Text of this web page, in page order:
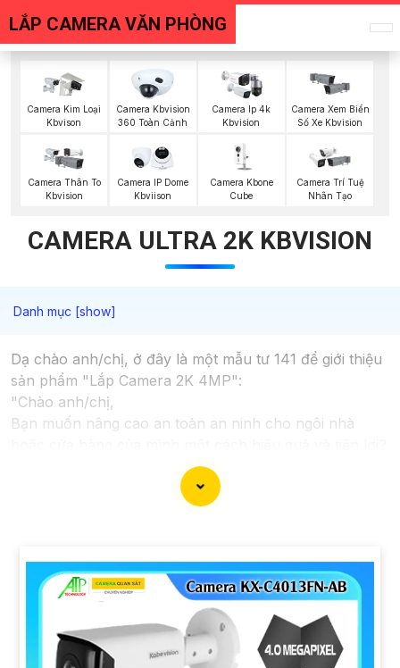
LẮP CAMERA VĂN PHÒNG
Camera Kim Loại
Kbvison
Camera Kbvision
360 Toàn Cảnh
Camera Ip 4k
Kbvision
Camera Xem Biển
Số Xe Kbvision
Camera Thân To
Kbvision
Camera IP Dome
Kbviison
Camera Kbone
Cube
Camera Trí Tuệ
Nhân Tạo
CAMERA ULTRA 2K KBVISION
Dạ chào anh/chị, ở đây là một mẫu tư 141 để giới thiệu
sản phẩm "Lắp Camera 2K 4MP":
"Chào anh/chị,
Bạn muốn nâng cao an toàn an ninh cho ngôi nhà
Hãy đến với Camera 2K 4MP, giải pháp giám sát chất
lượng cao mà bạn đang tìm kiếm.
Với độ phân giải 2K và 4MP, Camera này sẽ cung cấp
hàng của mình mọi lúc, mọi nơi thông qua điện thoại di
động. Một cách giám sát an toàn và thuận tiện.
Camera 2K 4MP còn tích hợp nhiều tính năng thông
minh như cảnh báo chuyển động, giao tiếp 2 chiều,
hồng ngoại hỗ trợ quan sát ban đêm và nhiều tính